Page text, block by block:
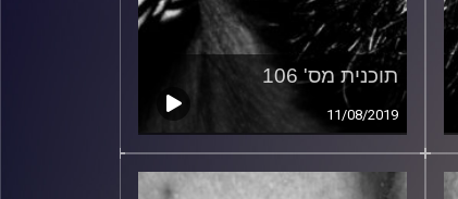
תוכנית מס' 106
11/08/2019